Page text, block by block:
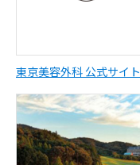
東京美容外科 公式サイト